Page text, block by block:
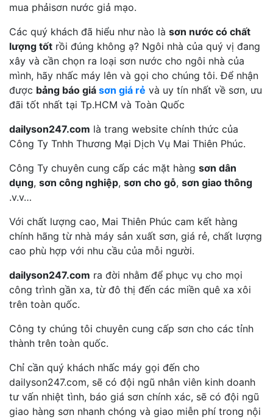
mua phảisơn nước giả mạo.
Các quý khách đã hiểu như nào là sơn nước có chất
lượng tốt rồi đúng không ạ? Ngôi nhà của quý vị đang
xây và cần chọn ra loại sơn nước cho ngôi nhà của
mình, hãy nhấc máy lên và gọi cho chúng tôi. Để nhận
được bảng báo giá sơn giá rẻ và uy tín nhất về sơn, ưu
đãi tốt nhất tại Tp.HCM và Toàn Quốc
dailyson247.com là trang website chính thức của
Công Ty Tnhh Thương Mại Dịch Vụ Mai Thiên Phúc.
Công Ty chuyên cung cấp các mặt hàng sơn dân
dụng, sơn công nghiệp, sơn cho gỗ, sơn giao thông
.v.v…
Với chất lượng cao, Mai Thiên Phúc cam kết hàng
chính hãng từ nhà máy sản xuất sơn, giá rẻ, chất lượng
cao phù hợp với nhu cầu của mỗi người.
dailyson247.com ra đời nhằm để phục vụ cho mọi
công trình gần xa, từ đô thị đến các miền quê xa xôi
trên toàn quốc.
Công ty chúng tôi chuyên cung cấp sơn cho các tỉnh
thành trên toàn quốc.
Chỉ cần quý khách nhấc máy gọi đến cho
dailyson247.com, sẽ có đội ngũ nhân viên kinh doanh
tư vấn nhiệt tình, báo giá sơn chính xác, sẽ có đội ngũ
giao hàng sơn nhanh chóng và giao miễn phí trong nội